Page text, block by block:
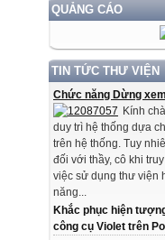
QUẢNG CÁO
TIN TỨC THƯ VIỆN
Chức năng Dừng
Kính
duy trì hệ thống dựa
trên hệ thống. Tuy
đối với thầy, cô khi
việc sử dụng thư viện
năng...
Khắc phục hiện
công cụ Violet trên